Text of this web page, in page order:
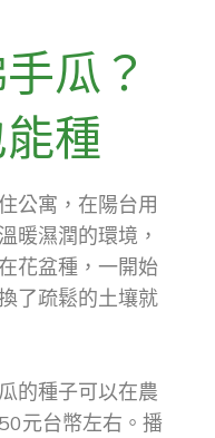
瓜？
種
公寓，在陽台用
暖濕潤的環境，
花盆種，一開始
了疏鬆的土壤就
的種子可以在農
元台幣左右。播